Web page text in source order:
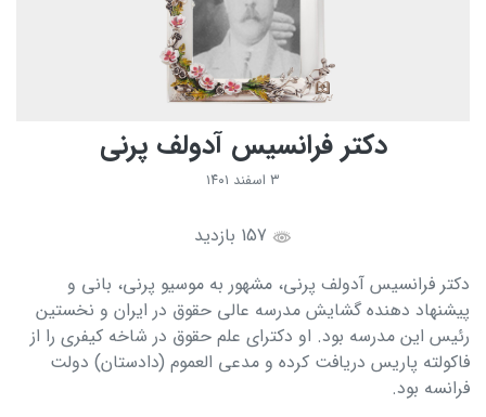
دكتر فرانسيس آدولف پرنی
۳ اسفند ۱۴۰۱
دكتر فرانسیس آدولف پرنی، مشهور به موسیو پرنی، بانی و
پیشنهاد دهنده گشایش مدرسه عالی حقوق در ایران و نخستین
رئیس این مدرسه بود. او دكترای علم حقوق در شاخه كیفری را از
فاكولته پاریس دریافت كرده و مدعی العموم (دادستان) دولت
فرانسه بود.